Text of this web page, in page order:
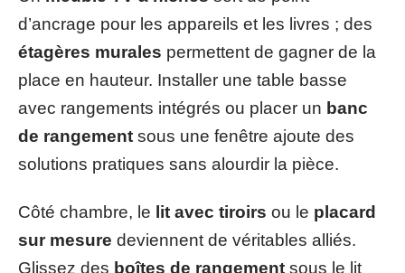
d’ancrage pour les appareils et les livres ; des
étagères murales permettent de gagner de la
place en hauteur. Installer une table basse
avec rangements intégrés ou placer un banc
de rangement sous une fenêtre ajoute des
solutions pratiques sans alourdir la pièce.
Côté chambre, le lit avec tiroirs ou le placard
sur mesure deviennent de véritables alliés.
Glissez des boîtes de rangement sous le lit